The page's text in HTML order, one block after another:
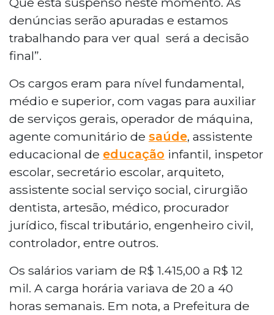
denúncias serão apuradas e estamos
trabalhando para ver qual será a decisão
final”.
Os cargos eram para nível fundamental,
médio e superior, com vagas para auxiliar
de serviços gerais, operador de máquina,
agente comunitário de saúde, assistente
educacional de educação infantil, inspetor
escolar, secretário escolar, arquiteto,
assistente social serviço social, cirurgião
dentista, artesão, médico, procurador
jurídico, fiscal tributário, engenheiro civil,
controlador, entre outros.
Os salários variam de R$ 1.415,00 a R$ 12
mil. A carga horária variava de 20 a 40
horas semanais. Em nota, a Prefeitura de